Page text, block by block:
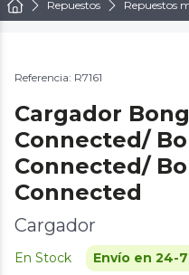
Repuestos Repuestos
Referencia: R7161
Cargador
Connected/
Connected/
Connected
Cargador
En Stock Envío en 24-